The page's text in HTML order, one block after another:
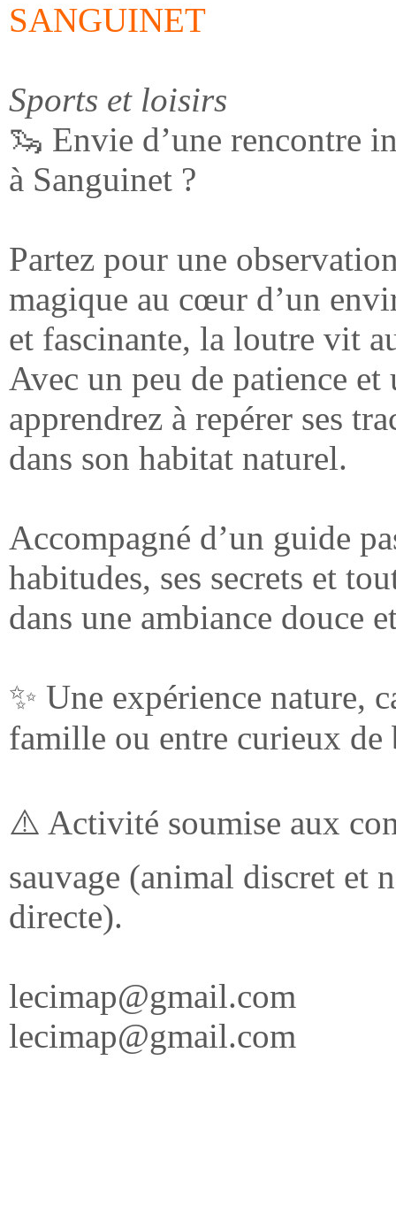
SANGUINET
Sports et loisirs
🦦 Envie d’une rencontre
à Sanguinet ?
Partez pour une
magique au cœur d’un
et fascinante, la loutre vit
Avec un peu de patience
apprendrez à repérer ses
dans son habitat naturel.
Accompagné d’un guide
habitudes, ses secrets et
dans une ambiance douce
✨ Une expérience nature,
famille ou entre curieux
⚠️ Activité soumise aux
sauvage (animal discret et
directe).
lecimap@gmail.com
lecimap@gmail.com